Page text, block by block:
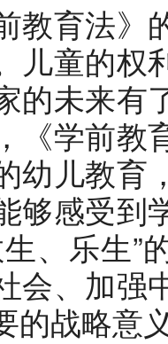
育法》
儿童的权
的未来有
《学前教
幼儿教育
够感受到
、乐生”
会、加强
的战略意